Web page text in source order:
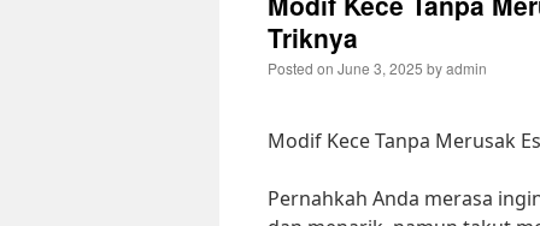
Triknya
Posted on June 3, 2025 byadmin
Modif Kece Tanpa Merusak
Pernahkah Anda merasa